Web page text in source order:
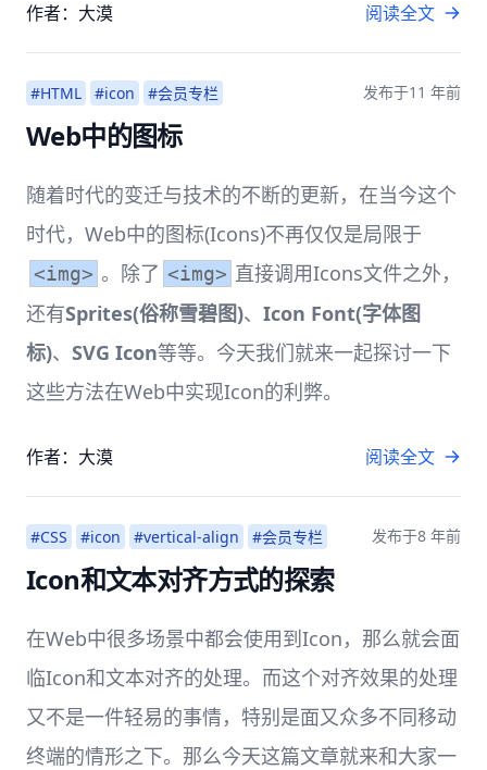
作者：大漠 阅读全文
#HTML #icon #会员专栏 发布于11 年前
Web中的图标
随着时代的变迁与技术的不断的更新，在当今这个
时代，Web中的图标(Icons)不再仅仅是局限于
<img> 。除了 <img> 直接调用Icons文件之外，
还有Sprites(俗称雪碧图)、 Icon Font(字体图
标)、 SVG Icon等等。今天我们就来一起探讨一下
这些方法在Web中实现Icon的利弊。
作者：大漠 阅读全文
#CSS #icon #vertical-align #会员专栏 发布于8 年前
Icon和文本对齐方式的探索
在Web中很多场景中都会使用到Icon，那么就会面
临Icon和文本对齐的处理。而这个对齐效果的处理
又不是一件轻易的事情，特别是面又众多不同移动
终端的情形之下。那么今天这篇文章就来和大家一